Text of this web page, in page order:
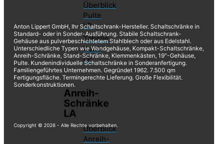
Überblick
Pulte
LP
Tabelle
Pulte
LP
Anreih-
Schränke
LA
Überblick
Anreih-
Anton Lippert GmbH, Ihr Schaltschrank-Hersteller. Schaltschränke in
Standard- oder in Sonder-Ausführung. Stabile Schaltschrank-
Gehäuse aus pulverbeschichtetem Stahlblech oder aus Edelstahl.
Unterschiedliche Typen wie Wandgehäuse, Kompakt-Schaltschränke,
Anreih-Schränke, Stand-Schränke, Klemmenkästen, 19″-Gehäuse,
Pulte. Kundenindividuelle Schaltschränke in Sonderanfertigung.
Familiengeführtes Unternehmen. Gegründet 1962. 7.500 qm
Fertigungsfläche. Termingerechte Lieferung. Große Flexibilität.
Sonderkonstruktionen.
Copyright © 2026 - Alle Rechte vorbehalten.